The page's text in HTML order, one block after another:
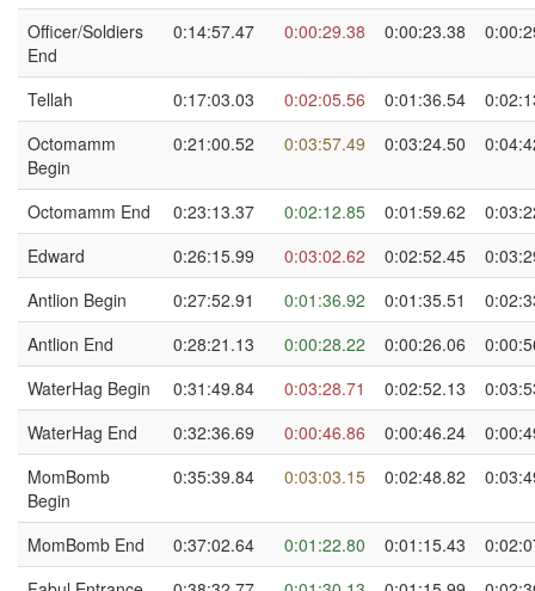
Officer/Soldiers
End
0:14:57.47 0:00:29.38 0:00:23.38
Tellah 0:17:03.03 0:02:05.56 0:01:36.54
Octomamm
Begin
0:21:00.52 0:03:57.49 0:03:24.50
Octomamm End 0:23:13.37 0:02:12.85 0:01:59.62
Edward
0:26:15.99 0:03:02.62 0:02:52.45
Antlion Begin
0:27:52.91 0:01:36.92 0:01:35.51
Antlion End
0:28:21.13 0:00:28.22 0:00:26.06
WaterHag Begin
0:31:49.84 0:03:28.71 0:02:52.13
WaterHag End
0:32:36.69 0:00:46.86 0:00:46.24
MomBomb
Begin
0:35:39.84 0:03:03.15 0:02:48.82
MomBomb End 0:37:02.64 0:01:22.80 0:01:15.43